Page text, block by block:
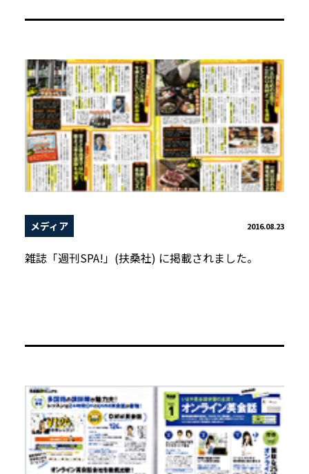
メディア 2016.08.23
雑誌「週刊SPA!」(扶桑社) に掲載されました。